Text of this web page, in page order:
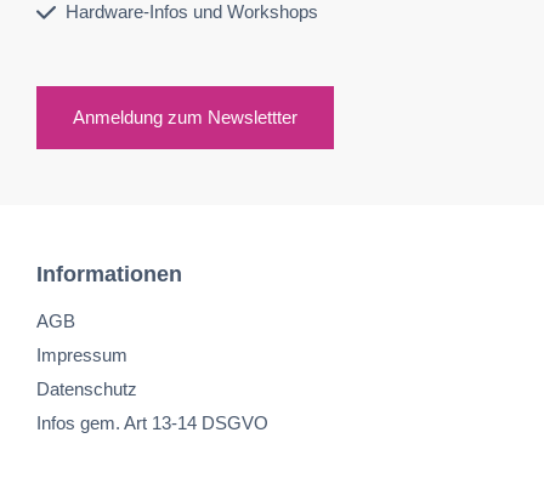
Hardware-Infos und Workshops
Anmeldung zum Newslettter
Informationen
AGB
Impressum
Datenschutz
Infos gem. Art 13-14 DSGVO